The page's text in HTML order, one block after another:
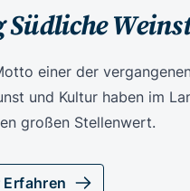
einer der
und Kultur haben im
großen Stellenwert.
Erfahren